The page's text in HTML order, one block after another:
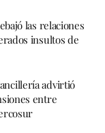
las relaciones
insultos de
advirtió
entre